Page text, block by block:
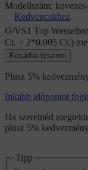
Modellszám:
Kedvencekhez
G/VS1 Top
Ct. + 2*0.005 Ct.)
Kosárba teszem
Plusz 5%
Inkább időpontot
Ha szeretnéd
plusz 5%
Tipp